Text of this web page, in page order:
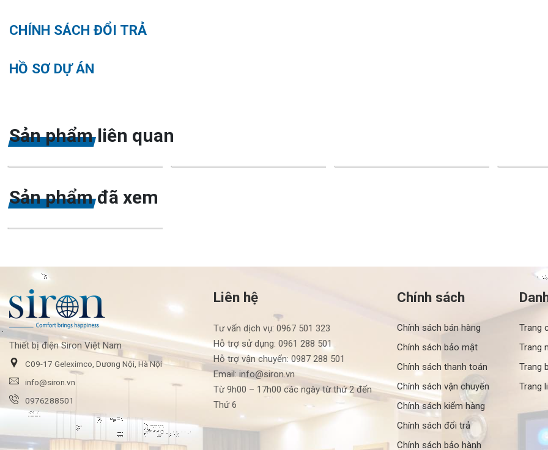
CHÍNH SÁCH ĐỔI TRẢ
HỒ SƠ DỰ ÁN
Sản phẩm liên quan
Sản phẩm đã xem
Thiết bị điện Siron Việt Nam
C09-17 Geleximco, Dương Nội, Hà Nội
info@siron.vn
0976288501
Liên hệ
Tư vấn dịch vụ: 0967 501 323
Hỗ trợ sử dụng: 0961 288 501
Hỗ trợ vận chuyển: 0987 288 501
Email: info@siron.vn
Từ 9h00 – 17h00 các ngày từ thứ 2 đến
Thứ 6
Chính sách
Chính sách bán hàng
Chính sách bảo mật
Chính sách thanh toán
Chính sách vận chuyển
Chính sách kiểm hàng
Chính sách đổi trả
Chính sách bảo hành
Trang
Trang
Trang
Trang